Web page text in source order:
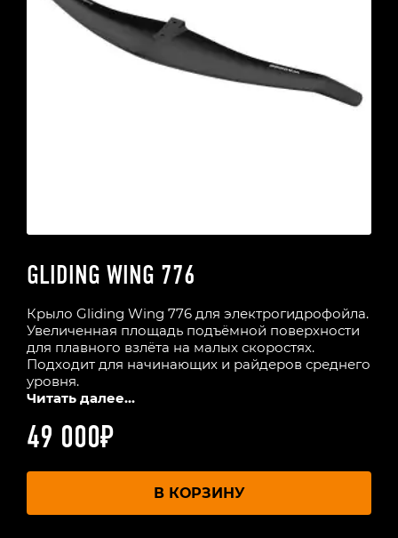
GLIDING WING 776
Крыло Gliding Wing 776 для электрогидрофойла.
Увеличенная площадь подъёмной поверхности
для плавного взлёта на малых скоростях.
Подходит для начинающих и райдеров среднего
уровня.
Читать далее...
49 000₽
В КОРЗИНУ